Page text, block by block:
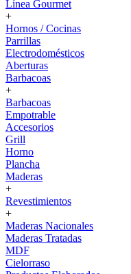
Línea Gourmet
+
Hornos / Cocinas
Parrillas
Electrodomésticos
Aberturas
Barbacoas
+
Barbacoas
Empotrable
Accesorios
Grill
Horno
Plancha
Maderas
+
Revestimientos
+
Maderas Nacionales
Maderas Tratadas
MDF
Cielorraso